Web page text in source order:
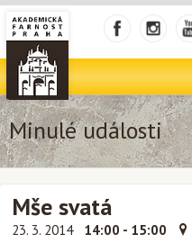
Minulé události
Mše svatá
23. 3. 2014 14:00 - 15:00